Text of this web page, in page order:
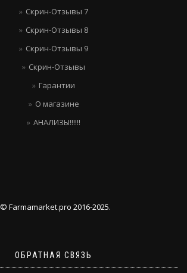
Скрин-Отзывы 7
Скрин-Отзывы 8
Скрин-Отзывы 9
Скрин-Отзывы
Гарантии
О магазине
АНАЛИЗЫ!!!!!!
© Farmamarket.pro 2016-2025.
ОБРАТНАЯ СВЯЗЬ